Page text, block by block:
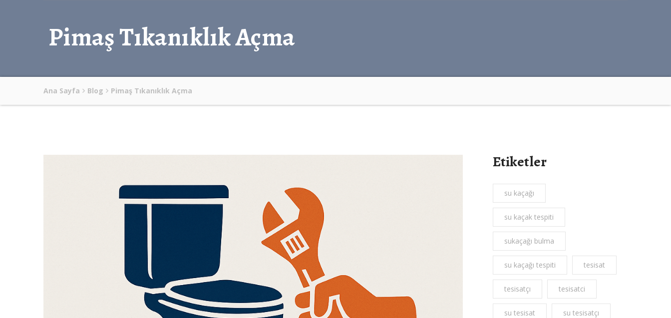
Pimaş Tıkanıklık Açma
Ana Sayfa Blog Pimaş Tıkanıklık Açma
Etiketler
su kaçağı
su kaçak tespiti
sukaçağı bulma
su kaçağı tespiti tesisat
tesisatçı tesisatci
su tesisat su tesisatçı